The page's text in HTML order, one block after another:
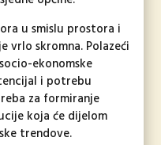
u smislu prostora i
vrlo skromna. Polazeći
ekonomske
i potrebu
za formiranje
koja će dijelom
trendove.